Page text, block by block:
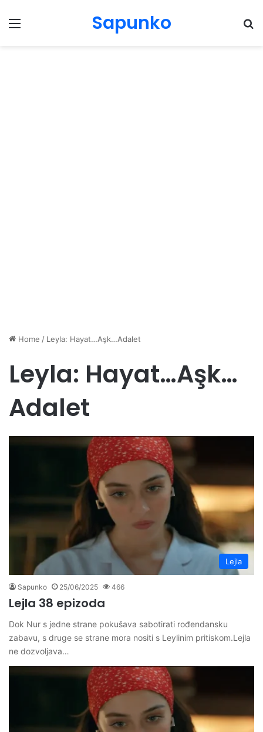
Menu Sapunko
Home / Leyla: Hayat…Aşk…Adalet
Leyla: Hayat…Aşk…
Adalet
Lejla
Sapunko 25/06/2025 466
Lejla 38 epizoda
Dok Nur s jedne strane pokušava sabotirati rođendansku
zabavu, s druge se strane mora nositi s Leylinim pritiskom.Lejla
ne dozvoljava…